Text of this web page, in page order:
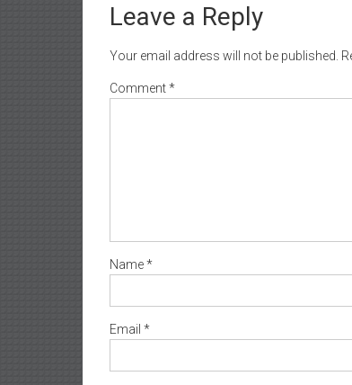
Leave a Reply
Your email address will not be published.
Comment*
Name*
Email *